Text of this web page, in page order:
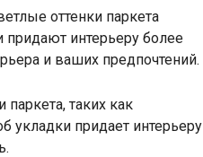
оттенки паркета
интерьеру более
и ваших предпочтений.
таких как
укладки придает интерьеру